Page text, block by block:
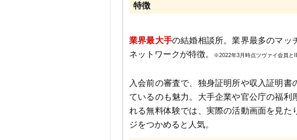
特徴
業界最大手の結婚相談所。業界最多のマッ
ネットワークが特徴。
※2022年3月時点ツヴァイ会員と
入会前の審査で、独身証明所や収入証明
ているのも魅力。大手企業や官公庁の福
れる無料体験では、実際の活動画面を見
ジをつかめると人気。